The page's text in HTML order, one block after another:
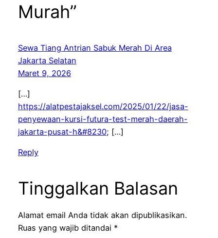
Murah”
Sewa Tiang Antrian Sabuk Merah Di Area
Jakarta Selatan
Maret 9, 2026
[…]
https://alatpestajaksel.com/2025/01/22/jasa-
penyewaan-kursi-futura-test-merah-daerah-
jakarta-pusat-h&#8230; […]
Reply
Tinggalkan Balasan
Alamat email Anda tidak akan dipublikasikan.
Ruas yang wajib ditandai *